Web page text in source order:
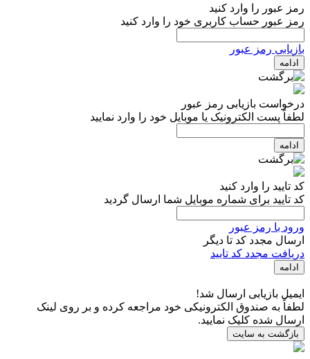
رمز عبور را وارد کنید
رمز عبور حساب کاربری خود را وارد کنید
بازیابی رمز عبور
ادامه
درخواست بازیابی رمز عبور
لطفاً پست الکترونیک یا موبایل خود را وارد نمایید
ادامه
کد تایید را وارد کنید
کد تایید برای شماره موبایل شما ارسال گردید
ورود با رمز عبور
ارسال مجدد کد تا دیگر
دریافت مجدد کد تایید
ادامه
ایمیل بازیابی ارسال شد!
لطفاً به صندوق الکترونیکی خود مراجعه کرده و بر روی لینک
ارسال شده کلیک نمایید.
بازگشت به سایت